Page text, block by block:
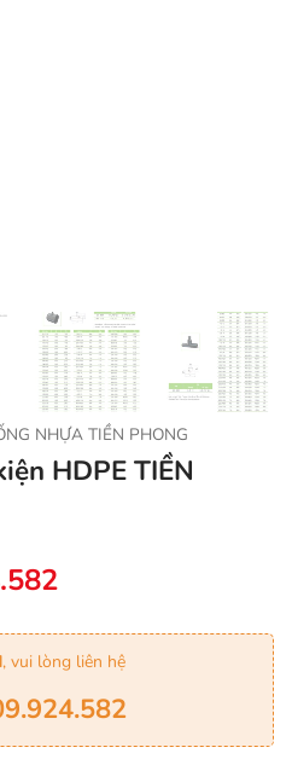
NHỰA TIỀN PHONG
HDPE TIỀN
, vui lòng liên hệ